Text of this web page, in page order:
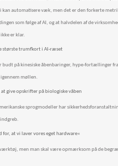
automatisere væk, men det er den forkerte
som følge af AI, og at halvdelen af de
er klar.
største trumfkort i AI-ræset
budt på kinesiske åbenbaringer, hype-fortællinger
møllen.
give opskrifter på biologiske våben
sprogmodeller har
for, at vi laver vores eget hardware«
men man skal være opmærksom på de